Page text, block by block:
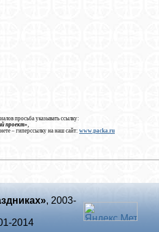
просьба указывать ссылку:
проект»
– гиперссылку на наш сайт: www.packa.ru
, 2003-
2014